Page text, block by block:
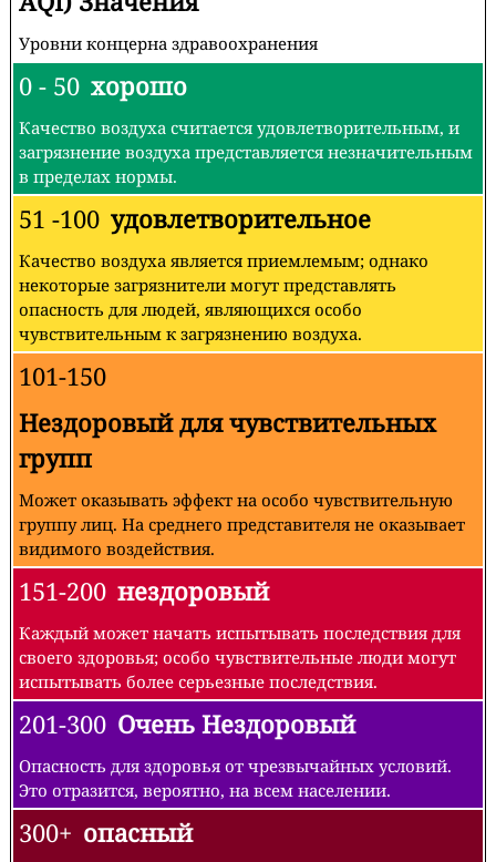
Уровни концерна здравоохранения
0 - 50 хорошо
Качество воздуха считается удовлетворительным, и
загрязнение воздуха представляется незначительным
в пределах нормы.
51 -100 удовлетворительное
Качество воздуха является приемлемым; однако
некоторые загрязнители могут представлять
опасность для людей, являющихся особо
чувствительным к загрязнению воздуха.
101-150
Нездоровый для чувствительных
групп
Может оказывать эффект на особо чувствительную
группу лиц. На среднего представителя не оказывает
видимого воздействия.
151-200 нездоровый
Каждый может начать испытывать последствия для
своего здоровья; особо чувствительные люди могут
испытывать более серьезные последствия.
201-300 Очень Нездоровый
Опасность для здоровья от чрезвычайных условий.
Это отразится, вероятно, на всем населении.
300+ опасный